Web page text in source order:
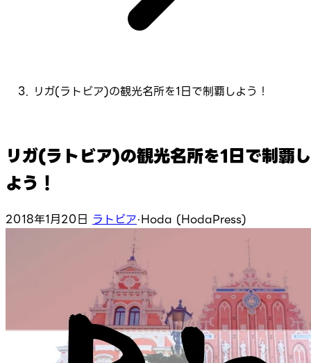
リガ(ラトビア)の観光名所を1日で制覇しよう！
リガ(ラトビア)の観光名所を1日で制覇し
よう！
2018年1月20日 ラトビア·Hoda (HodaPress)